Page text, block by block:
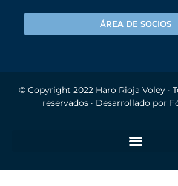
ÁREA DE SOCIOS
© Copyright 2022 Haro Rioja Voley·
reservados · Desarrollado por